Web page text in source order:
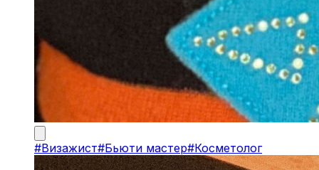
#Визажист#Бьюти мастер#Косметолог